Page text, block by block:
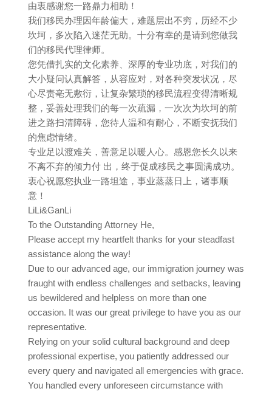
由衷感谢您一路鼎力相助！
我们移民办理因年龄偏大，难题层出不穷，历经不少
坎坷，多次陷入迷茫无助。十分有幸的是请到您做我
们的移民代理律师。
您凭借扎实的文化素养、深厚的专业功底，对我们的
大小疑问认真解答，从容应对，对各种突发状况，尽
心尽责亳无敷衍，让复杂繁琐的移民流程变得清晰规
整，妥善处理我们的每一次疏漏，一次次为坎坷的前
进之路扫清障碍，您待人温和有耐心，不断安抚我们
的焦虑情绪。
专业足以渡难关，善意足以暖人心。感恩您长久以来
不离不弃的倾力付 出，终于促成移民之事圆满成功。
衷心祝愿您执业一路坦途，事业蒸蒸日上，诸事顺
意！
LiLi&GanLi
To the Outstanding Attorney He,
Please accept my heartfelt thanks for your steadfast
assistance along the way!
Due to our advanced age, our immigration journey was
fraught with endless challenges and setbacks, leaving
us bewildered and helpless on more than one
occasion. It was our great privilege to have you as our
representative.
Relying on your solid cultural background and deep
professional expertise, you patiently addressed our
every query and navigated all emergencies with grace.
You handled every unforeseen circumstance with